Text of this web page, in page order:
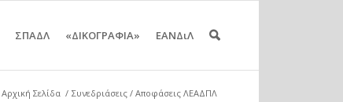
ΣΠΑΔΛ «ΔΙΚΟΓΡΑΦΙΑ» ΕΑΝΔιΛ
Αρχική Σελίδα / Συνεδριάσεις / Αποφάσεις ΛΕΑΔΠΛ